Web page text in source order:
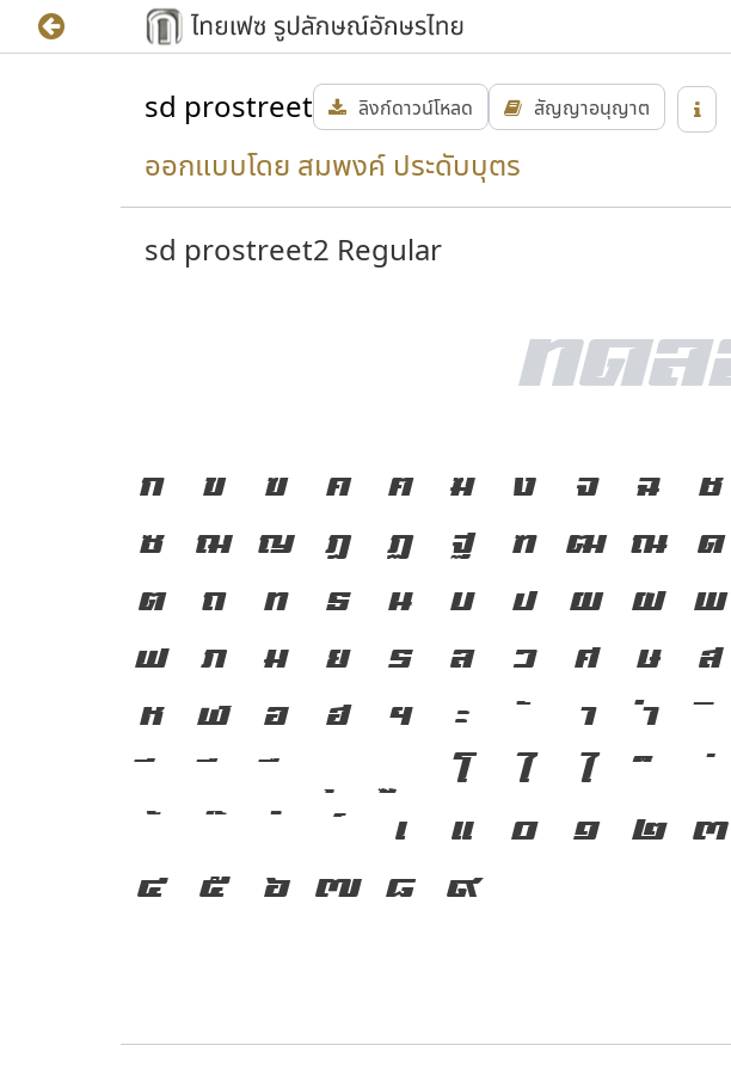
sd prostreet ลิงก์ดาวน์โหลด สัญญาอนุญาต
ออกแบบโดย สมพงค์ ประดับบุตร
sd prostreet2 Regular
ก ข ฃ ค ฅ ฆ ง จ ฉ ช
ซ ฌ ญ ฎ ฏ ฐ ฑ ฒ ณ ด
ต ถ ท ธ น บ ป ผ ฝ พ
ฟ ภ ม ย ร ล ว ศ ษ ส
ห ฬ อ ฮ ฯ ะ า ำ
โ ใ ไ
เ แ ๐ ๑ ๒ ๓
๔ ๕ ๖ ๗ ๘ ๙